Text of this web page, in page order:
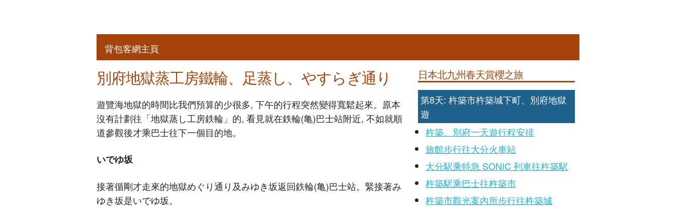
背包客網主頁
別府地獄蒸工房鐵輪、足蒸し、やすらぎ通り
遊覽海地獄的時間比我們預算的少很多, 下午的行程突然變得寬鬆起來。原本
沒有計劃往「地獄蒸し工房鉄輪」的, 看見就在鉄輪(亀)巴士站附近, 不如就順
道參觀後才乘巴士往下一個目的地。
いでゆ坂
接著循剛才走來的地獄めぐり通り及みゆき坂返回鉄輪(亀)巴士站。緊接著み
ゆき坂是いでゆ坂。
日本北九州春天賞櫻之旅
第8天: 杵築市杵築城下町、別府地獄
遊
杵築、別府一天遊行程安排
旅館步行往大分火車站
大分駅乘特急 SONIC 列車往杵築駅
杵築駅乘巴士往杵築市
杵築市觀光案內所步行往杵築城